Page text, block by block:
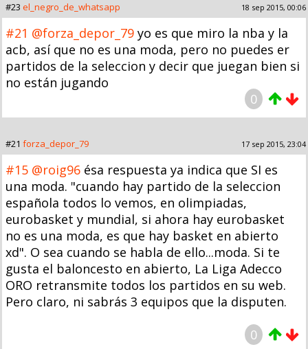
#23 el_negro_de_whatsapp 18 sep 2015, 00:06
#21 @forza_depor_79 yo es que miro la nba y la
acb, así que no es una moda, pero no puedes er
partidos de la seleccion y decir que juegan bien si
no están jugando
0
#21 forza_depor_79 17 sep 2015, 23:04
#15 @roig96 ésa respuesta ya indica que SI es
una moda. "cuando hay partido de la seleccion
española todos lo vemos, en olimpiadas,
eurobasket y mundial, si ahora hay eurobasket
no es una moda, es que hay basket en abierto
xd". O sea cuando se habla de ello...moda. Si te
gusta el baloncesto en abierto, La Liga Adecco
ORO retransmite todos los partidos en su web.
Pero claro, ni sabrás 3 equipos que la disputen.
0